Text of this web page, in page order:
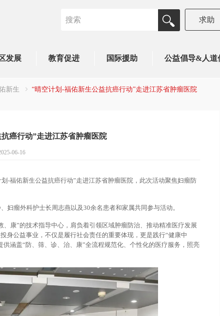
求助
发展 教育促进 国际援助 公益倡导&人道
新生 “晴空计划-福佑新生公益抗癌行动”走进江苏省肿瘤医院
癌行动”走进江苏省肿瘤医院
06-16
-福佑新生公益抗癌行动”走进江苏省肿瘤医院，此次活动聚焦妇瘤防
妇瘤外科护士长周志燕以及30余名患者和家属共同参与活动。
康”的技术指导中心，肩负着引领区域肿瘤防治、推动精准医疗发展
身公益事业，不仅是履行社会责任的重要体现，更是践行“健康中
涵盖“防、筛、诊、治、康”全流程规范化、个性化的医疗服务，照亮